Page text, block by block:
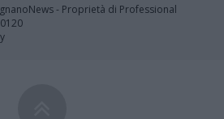
- Proprietà di Professional